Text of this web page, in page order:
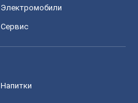
Электромобили
Сервис
Напитки